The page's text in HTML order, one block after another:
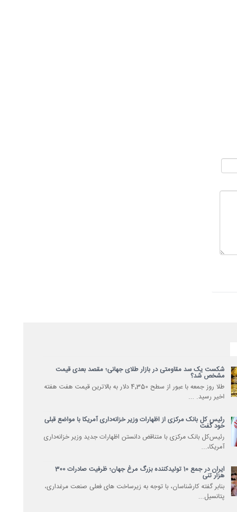
شکست یک سد مقاومتی در بازار طلای جهانی؛ مقصد بعدی قیمت
مشخص شد؟
طلا روز جمعه با عبور از سطح 4٬350 دلار به بالاترین قیمت هفت هفته
اخیر رسید. ...
رئیس کل بانک مرکزی از اظهارات وزیر خزانه‌داری آمریکا با مواضع قبلی
خود گفت
رئیس‌کل بانک مرکزی با متناقض دانستن اظهارات جدید وزیر خزانه‌داری
آمریکا،...
ایران در جمع 10 تولیدکننده بزرگ مرغ جهان؛ ظرفیت صادرات 300
هزار تنی
بنابر گفته کارشناسان، با توجه به زیرساخت های فعلی صنعت مرغداری،
پتانسیل...